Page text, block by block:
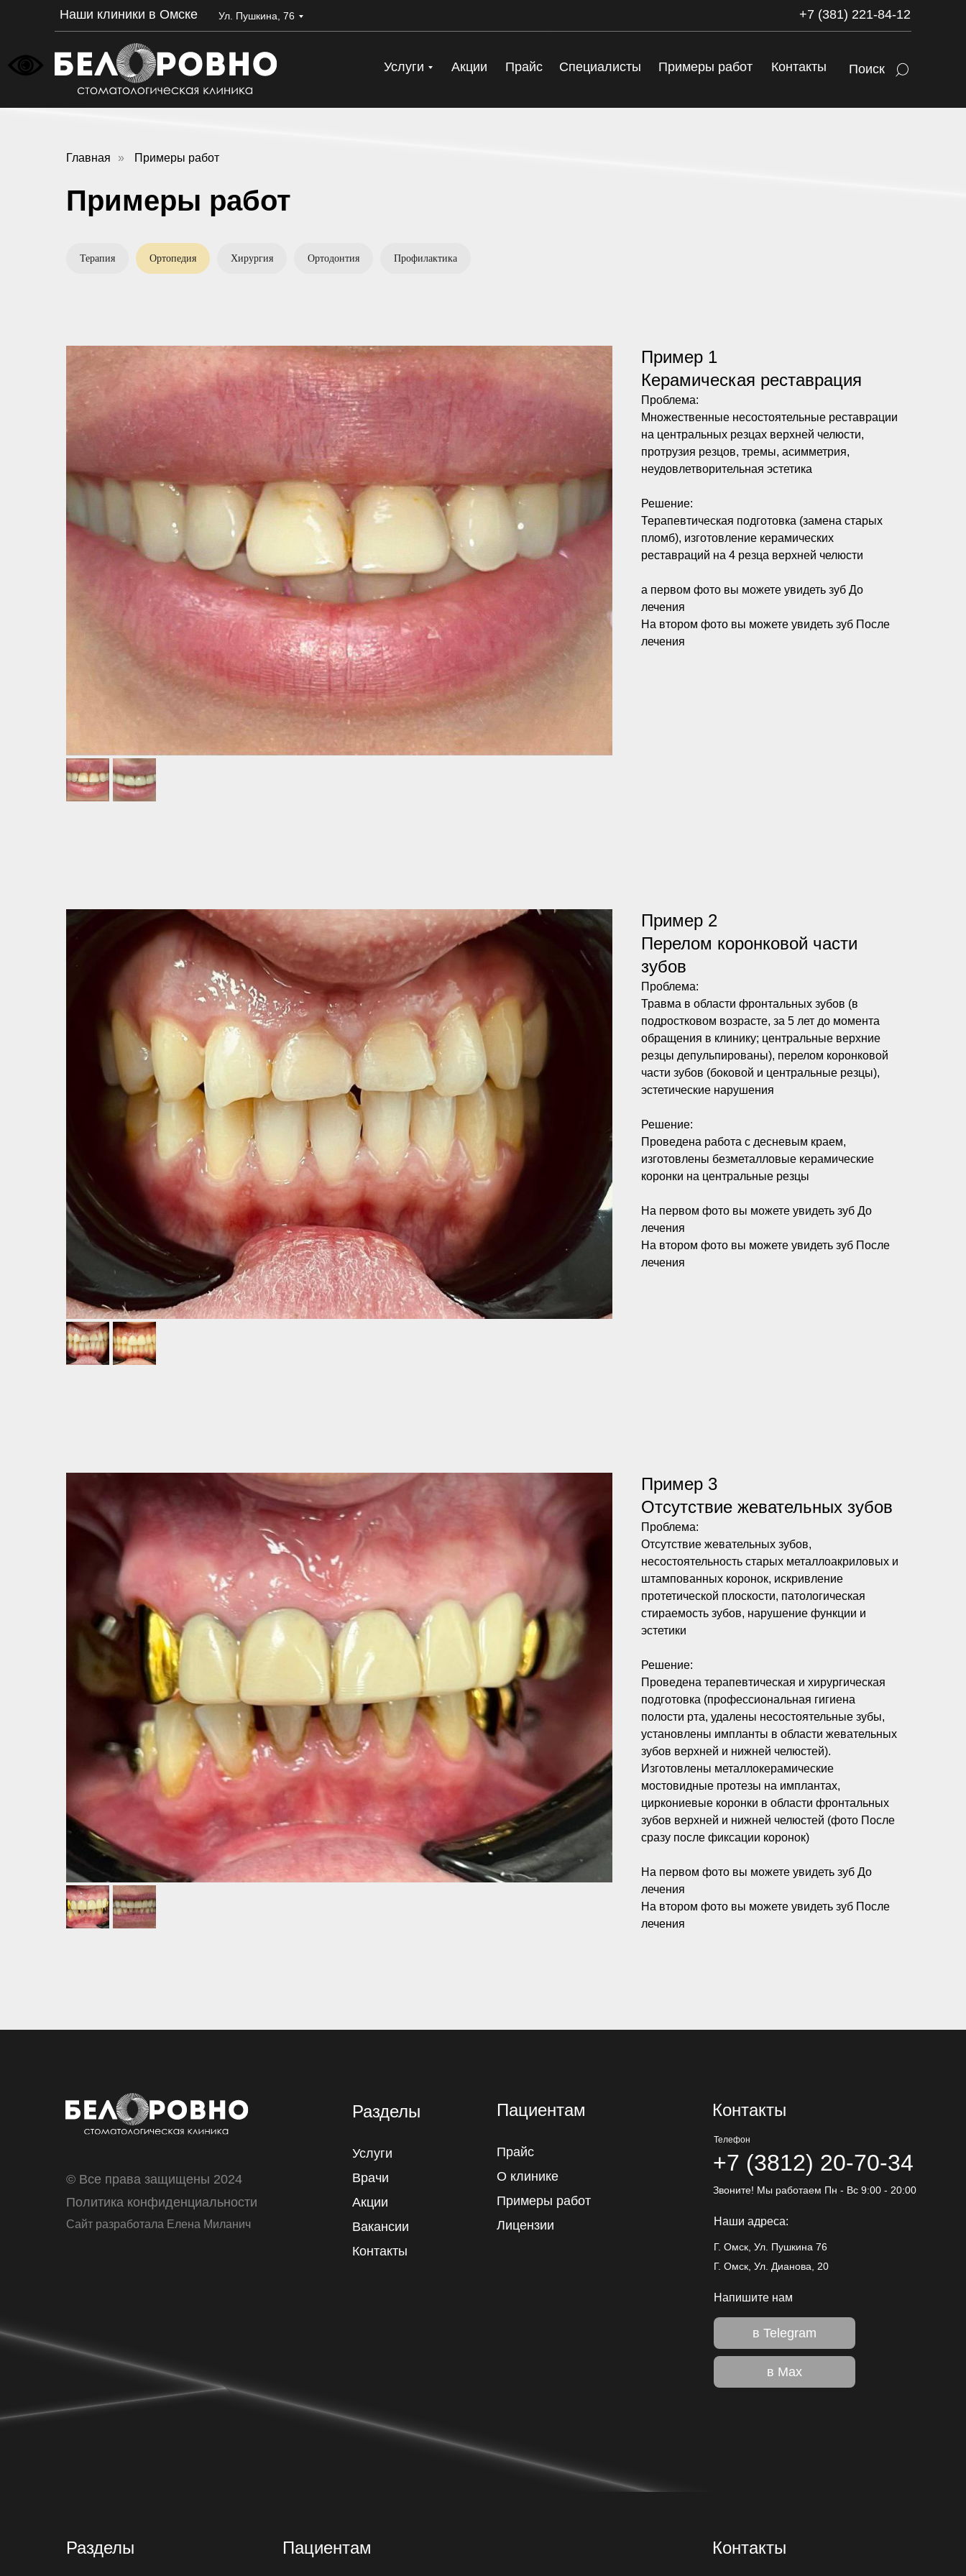
+7 (381) 221-84-12
Услуги Акции Прайс Специалисты Контакты Поиск
Примеры работ
Наши клиники в Омске Ул. Пушкина, 76
Главная » Примеры работ
Примеры работ
Терапия Ортопедия Хирургия Ортодонтия Профилактика
Пример 1
Керамическая реставрация
Проблема:
Множественные несостоятельные реставрации
на центральных резцах верхней челюсти,
протрузия резцов, тремы, асимметрия,
неудовлетворительная эстетика
Решение:
Терапевтическая подготовка (замена старых
пломб), изготовление керамических
реставраций на 4 резца верхней челюсти
а первом фото вы можете увидеть зуб До
лечения
На втором фото вы можете увидеть зуб После
лечения
Пример 2
Перелом коронковой части
зубов
Проблема:
Травма в области фронтальных зубов (в
подростковом возрасте, за 5 лет до момента
обращения в клинику; центральные верхние
резцы депульпированы), перелом коронковой
части зубов (боковой и центральные резцы),
эстетические нарушения
Решение:
Проведена работа с десневым краем,
изготовлены безметалловые керамические
коронки на центральные резцы
На первом фото вы можете увидеть зуб До
лечения
На втором фото вы можете увидеть зуб После
лечения
Пример 3
Отсутствие жевательных зубов
Проблема:
Отсутствие жевательных зубов,
несостоятельность старых металлоакриловых и
штампованных коронок, искривление
протетической плоскости, патологическая
стираемость зубов, нарушение функции и
эстетики
Решение:
Проведена терапевтическая и хирургическая
подготовка (профессиональная гигиена
полости рта, удалены несостоятельные зубы,
установлены импланты в области жевательных
зубов верхней и нижней челюстей).
Изготовлены металлокерамические
мостовидные протезы на имплантах,
циркониевые коронки в области фронтальных
зубов верхней и нижней челюстей (фото После
сразу после фиксации коронок)
На первом фото вы можете увидеть зуб До
лечения
На втором фото вы можете увидеть зуб После
лечения
Разделы
Услуги
Врачи
Акции
Вакансии
Контакты
Пациентам
Прайс
О клинике
Примеры работ
Лицензии
Контакты
Телефон
+7 (3812) 20-70-34
Звоните! Мы работаем Пн - Вс 9:00 - 20:00
Напишите нам
Сайт разработала Елена Миланич
© Все права защищены 2024
Политика конфиденциальности
Наши адреса:
Г. Омск, Ул. Пушкина 76
Г. Омск, Ул. Дианова, 20
в Telegram
в Max
Разделы Пациентам Контакты